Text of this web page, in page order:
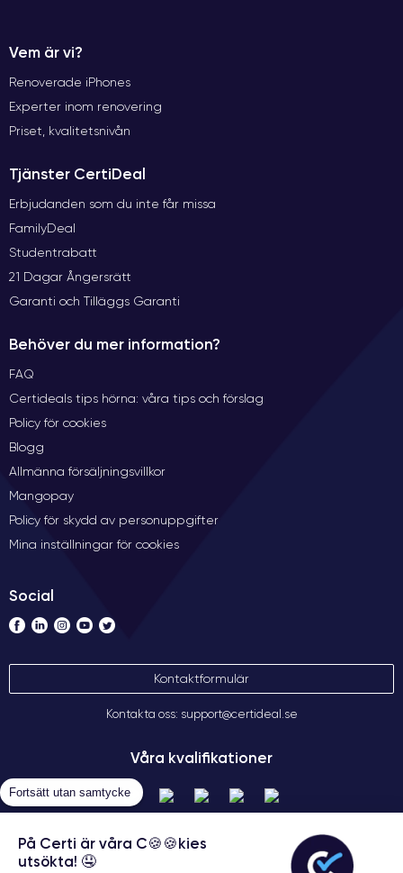
Vem är vi?
Renoverade iPhones
Experter inom renovering
Priset, kvalitetsnivån
Tjänster CertiDeal
Erbjudanden som du inte får missa
FamilyDeal
Studentrabatt
21 Dagar Ångersrätt
Garanti och Tilläggs Garanti
Behöver du mer information?
FAQ
Certideals tips hörna: våra tips och förslag
Policy för cookies
Blogg
Allmänna försäljningsvillkor
Mangopay
Policy för skydd av personuppgifter
Mina inställningar för cookies
Social
Kontaktformulär
Kontakta oss: support@certideal.se
Våra kvalifikationer
Fortsätt utan samtycke
På Certi är våra C🍪🍪kies
utsökta! 🤤